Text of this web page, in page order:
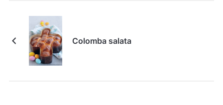
Colomba salata